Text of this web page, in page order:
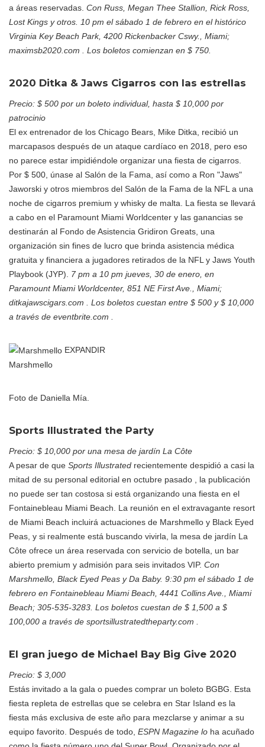
a áreas reservadas. Con Russ, Megan Thee Stallion, Rick Ross,
Lost Kings y otros. 10 pm el sábado 1 de febrero en el histórico
Virginia Key Beach Park, 4200 Rickenbacker Cswy., Miami;
maximsb2020.com . Los boletos comienzan en $ 750.
2020 Ditka & Jaws Cigarros con las estrellas
Precio: $ 500 por un boleto individual, hasta $ 10,000 por
patrocinio
El ex entrenador de los Chicago Bears, Mike Ditka, recibió un
marcapasos después de un ataque cardíaco en 2018, pero eso
no parece estar impidiéndole organizar una fiesta de cigarros.
Por $ 500, únase al Salón de la Fama, así como a Ron "Jaws"
Jaworski y otros miembros del Salón de la Fama de la NFL a una
noche de cigarros premium y whisky de malta. La fiesta se llevará
a cabo en el Paramount Miami Worldcenter y las ganancias se
destinarán al Fondo de Asistencia Gridiron Greats, una
organización sin fines de lucro que brinda asistencia médica
gratuita y financiera a jugadores retirados de la NFL y Jaws Youth
Playbook (JYP). 7 pm a 10 pm jueves, 30 de enero, en
Paramount Miami Worldcenter, 851 NE First Ave., Miami;
ditkajawscigars.com . Los boletos cuestan entre $ 500 y $ 10,000
a través de eventbrite.com .
EXPANDIR
Marshmello
Foto de Daniella Mía.
Sports Illustrated the Party
Precio: $ 10,000 por una mesa de jardín La Côte
A pesar de que Sports Illustrated recientemente despidió a casi la
mitad de su personal editorial en octubre pasado , la publicación
no puede ser tan costosa si está organizando una fiesta en el
Fontainebleau Miami Beach. La reunión en el extravagante resort
de Miami Beach incluirá actuaciones de Marshmello y Black Eyed
Peas, y si realmente está buscando vivirla, la mesa de jardín La
Côte ofrece un área reservada con servicio de botella, un bar
abierto premium y admisión para seis invitados VIP. Con
Marshmello, Black Eyed Peas y Da Baby. 9:30 pm el sábado 1 de
febrero en Fontainebleau Miami Beach, 4441 Collins Ave., Miami
Beach; 305-535-3283. Los boletos cuestan de $ 1,500 a $
100,000 a través de sportsillustratedtheparty.com .
El gran juego de Michael Bay Big Give 2020
Precio: $ 3,000
Estás invitado a la gala o puedes comprar un boleto BGBG. Esta
fiesta repleta de estrellas que se celebra en Star Island es la
fiesta más exclusiva de este año para mezclarse y animar a su
equipo favorito. Después de todo, ESPN Magazine lo ha acuñado